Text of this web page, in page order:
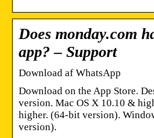
Does monday.com
app? – Support
Download af WhatsApp
Download on the App Store.
version. Mac OS X 10.10 &
higher. (64-bit version).
version).